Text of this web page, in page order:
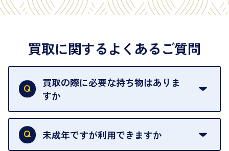
買取に関するよくあるご質問
買取の際に必要な持ち物はありま
すか
本人確認書類をご用意ください。ご利用になれる書
類はこちらをご確認ください。
未成年ですが利用できますか